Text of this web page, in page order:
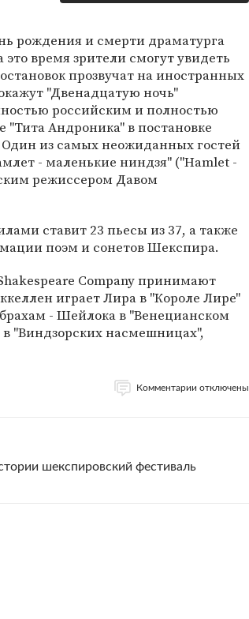
рождения и смерти драматурга
время зрители смогут увидеть
прозвучат на иностранных
"Двенадцатую ночь"
российским и полностью
Андроника" в постановке
из самых неожиданных гостей
- маленькие ниндзя" ("Hamlet -
режиссером Давом
ставит 23 пьесы из 37, а также
поэм и сонетов Шекспира.
Company принимают
играет Лира в "Короле Лире"
- Шейлока в "Венецианском
"Виндзорских насмешницах",
Комментарии отключены
шекспировский фестиваль